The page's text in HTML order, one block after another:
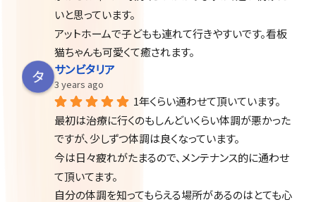
いと思っています。
アットホームで子どもも連れて行きやすいです。看板
猫ちゃんも可愛くて癒されます。
サンビタリア
3 years ago
1年くらい通わせて頂いています。
最初は治療に行くのもしんどいくらい体調が悪かった
ですが、少しずつ体調は良くなっています。
今は日々疲れがたまるので、メンテナンス的に通わせ
て頂いてます。
自分の体調を知ってもらえる場所があるのはとても心